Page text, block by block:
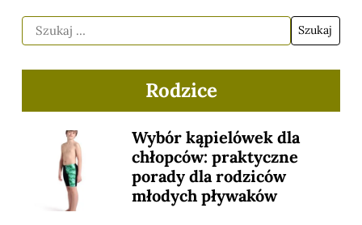
Rodzice
Wybór kąpielówek dla
chłopców: praktyczne
porady dla rodziców
młodych pływaków